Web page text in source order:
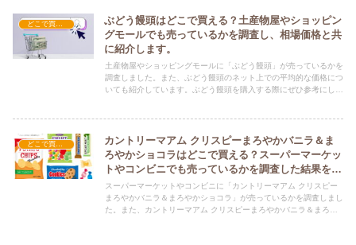
どこで買える？-お菓子・スイーツ・アイス
ぶどう饅頭はどこで買える？土産物屋やショッピン
グモールでも売っているかを調査し、相場価格と共
に紹介します。
土産物屋やショッピングモールに「ぶどう饅頭」が売っているかを
調査しました。また、ぶどう饅頭のネット上での平均的な価格につ
いても紹介しています。ぶどう饅頭を購入する際にぜひ参考にして
どこで買える？-お菓子・スイーツ・アイス
カントリーマアム クリスピーまろやかバニラ＆ま
ろやかショコラはどこで買える？スーパーマーケッ
トやコンビニでも売っているかを調査した結果を相
場価格と共に紹介します。
スーパーマーケットやコンビニに「カントリーマアム クリスピー
まろやかバニラ＆まろやかショコラ」が売っているかを調査しまし
た。また、カントリーマアム クリスピーまろやかバニラ＆まろや